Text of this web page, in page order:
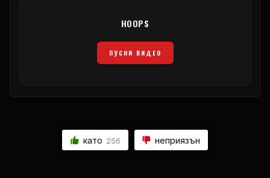
HOOPS
ПУСНИ ВИДЕО
като 256 неприязън